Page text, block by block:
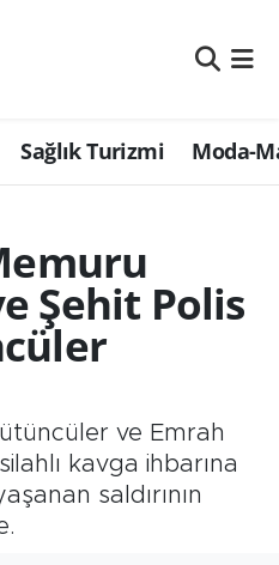
Sağlık Turizmi Moda-
Şehit Polis
ve Emrah
kavga ihbarına
saldırının
Durumu ve Fikstür